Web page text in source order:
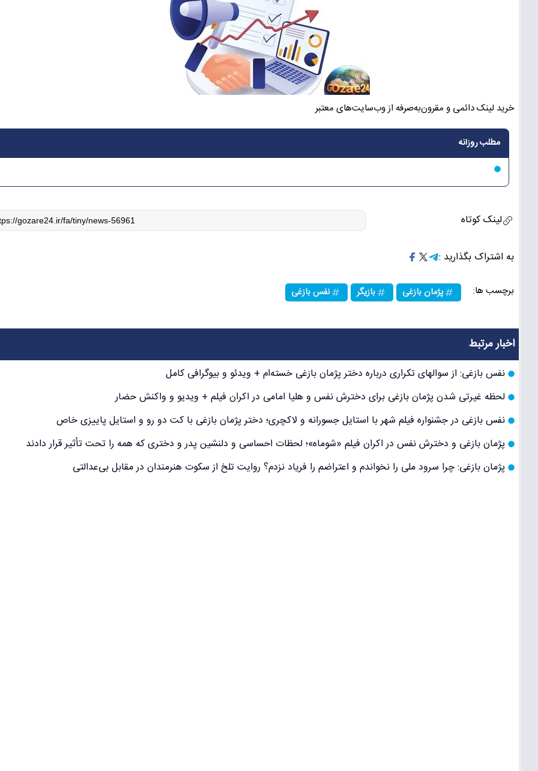
خرید لینک دائمی و مقرون‌به‌صرفه از وب‌سایت‌های معتبر
مطلب روزانه
لینک کوتاه
به اشتراک بگذارید :
برچسب ها: پژمان بازغی بازیگر نفس بازغی
اخبار مرتبط
نفس بازغی: از سوالهای تکراری درباره دختر پژمان بازغی خسته‌ام + ویدئو و بیوگرافی کامل
لحظه غیرتی شدن پژمان بازغی برای دخترش نفس و هلیا امامی در اکران فیلم + ویدیو و واکنش حضار
نفس بازغی در جشنواره فیلم شهر با استایل جسورانه و لاکچری؛ دختر پژمان بازغی با کت دو رو و استایل پاییزی خاص
پژمان بازغی و دخترش نفس در اکران فیلم «شوماه»؛ لحظات احساسی و دلنشین پدر و دختری که همه را تحت تأثیر قرار دادند
پژمان بازغی: چرا سرود ملی را نخواندم و اعتراضم را فریاد نزدم؟ روایت تلخ از سکوت هنرمندان در مقابل بی‌عدالتی